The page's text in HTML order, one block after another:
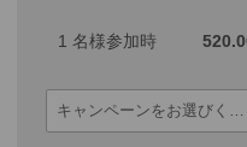
1 名様参加時